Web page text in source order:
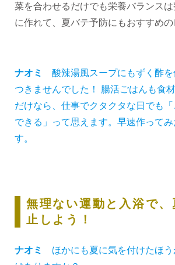
菜を合わせるだけでも栄養バランス
に作れて、夏バテ予防にもおすすめの
ナオミ
酸辣湯風スープにもずく酢を
つきませんでした！ 腸活ごはんも食
だけなら、仕事でクタクタな日でも
できる」って思えます。早速作ってみ
す。
無理ない運動と入浴で、
止しよう！
ナオミ
ほかにも夏に気を付けたほう